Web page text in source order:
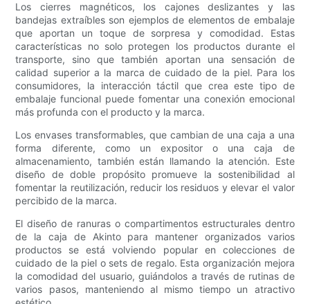
Los cierres magnéticos, los cajones deslizantes y las
bandejas extraíbles son ejemplos de elementos de embalaje
que aportan un toque de sorpresa y comodidad. Estas
características no solo protegen los productos durante el
transporte, sino que también aportan una sensación de
calidad superior a la marca de cuidado de la piel. Para los
consumidores, la interacción táctil que crea este tipo de
embalaje funcional puede fomentar una conexión emocional
más profunda con el producto y la marca.
Los envases transformables, que cambian de una caja a una
forma diferente, como un expositor o una caja de
almacenamiento, también están llamando la atención. Este
diseño de doble propósito promueve la sostenibilidad al
fomentar la reutilización, reducir los residuos y elevar el valor
percibido de la marca.
El diseño de ranuras o compartimentos estructurales dentro
de la caja de Akinto para mantener organizados varios
productos se está volviendo popular en colecciones de
cuidado de la piel o sets de regalo. Esta organización mejora
la comodidad del usuario, guiándolos a través de rutinas de
varios pasos, manteniendo al mismo tiempo un atractivo